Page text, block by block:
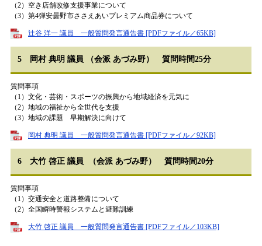
（2）空き店舗改修支援事業について
（3）第4弾安曇野市ささえあいプレミアム商品券について
辻󠄀谷 洋一 議員 一般質問発言通告書 [PDFファイル／65KB]
5 岡村 典明 議員 （会派 あづみ野） 質問時間25分
質問事項
（1）文化・芸術・スポーツの振興から地域経済を元気に
（2）地域の福祉から全世代を支援
（3）地域の課題 早期解決に向けて
岡村 典明 議員 一般質問発言通告書 [PDFファイル／92KB]
6 大竹 啓正 議員 （会派 あづみ野） 質問時間20分
質問事項
（1）交通安全と道路整備について
（2）全国瞬時警報システムと避難訓練
大竹 啓正 議員 一般質問発言通告書 [PDFファイル／103KB]